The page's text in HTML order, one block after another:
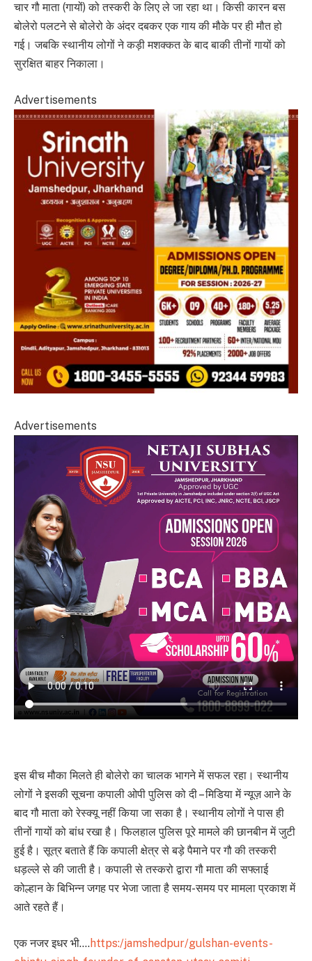
चार गौ माता (गायों) को तस्करी के लिए ले जा रहा था। किसी कारन बस
बोलेरो पलटने से बोलेरो के अंदर दबकर एक गाय की मौके पर ही मौत हो
गई। जबकि स्थानीय लोगों ने कड़ी मशक्कत के बाद बाकी तीनों गायों को
सुरक्षित बाहर निकाला।
Advertisements
Advertisements
इस बीच मौका मिलते ही बोलेरो का चालक भागने में सफल रहा। स्थानीय
लोगों ने इसकी सूचना कपाली ओपी पुलिस को दी – मिडिया में न्यूज़ आने के
बाद गौ माता को रेस्क्यू नहीं किया जा सका है। स्थानीय लोगों ने पास ही
तीनों गायों को बांध रखा है। फिलहाल पुलिस पूरे मामले की छानबीन में जुटी
हुई है। सूत्र बताते हैं कि कपाली क्षेत्र से बड़े पैमाने पर गौ की तस्करी
धड़ल्ले से की जाती है। कपाली से तस्करो द्वारा गौ माता की सफ्लाई
कोल्हान के बिभिन्न जगह पर भेजा जाता है समय-समय पर मामला प्रकाश में
आते रहते हैं।
एक नजर इधर भी….https:/jamshedpur/gulshan-events-